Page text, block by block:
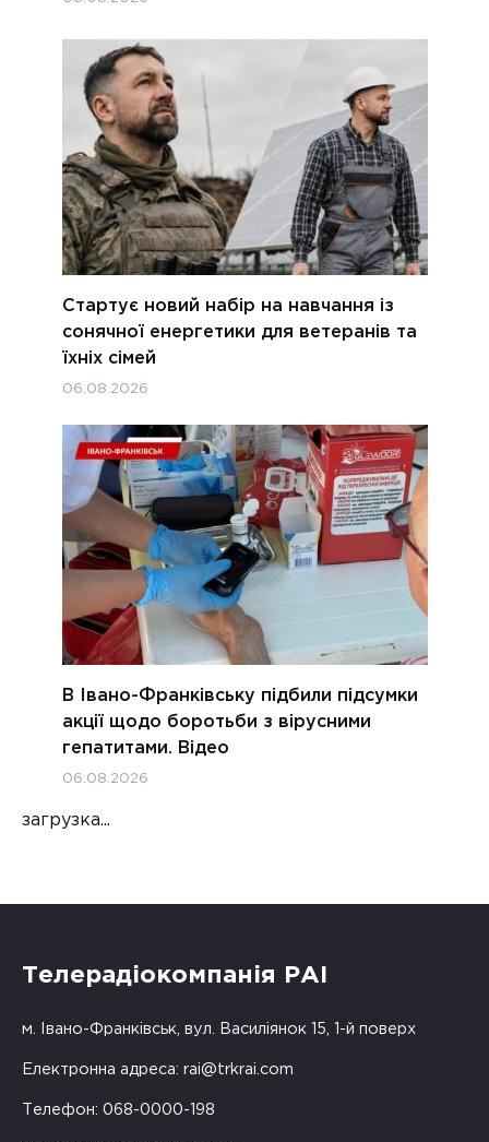
Стартує новий набір на навчання із
сонячної енергетики для ветеранів та
їхніх сімей
06.08.2026
В Івано-Франківську підбили підсумки
акції щодо боротьби з вірусними
гепатитами. Відео
06.08.2026
загрузка...
Телерадіокомпанія РАІ
м. Івано-Франківськ, вул. Василіянок 15, 1-й поверх
Електронна адреса: rai@trkrai.com
Телефон: 068-0000-198